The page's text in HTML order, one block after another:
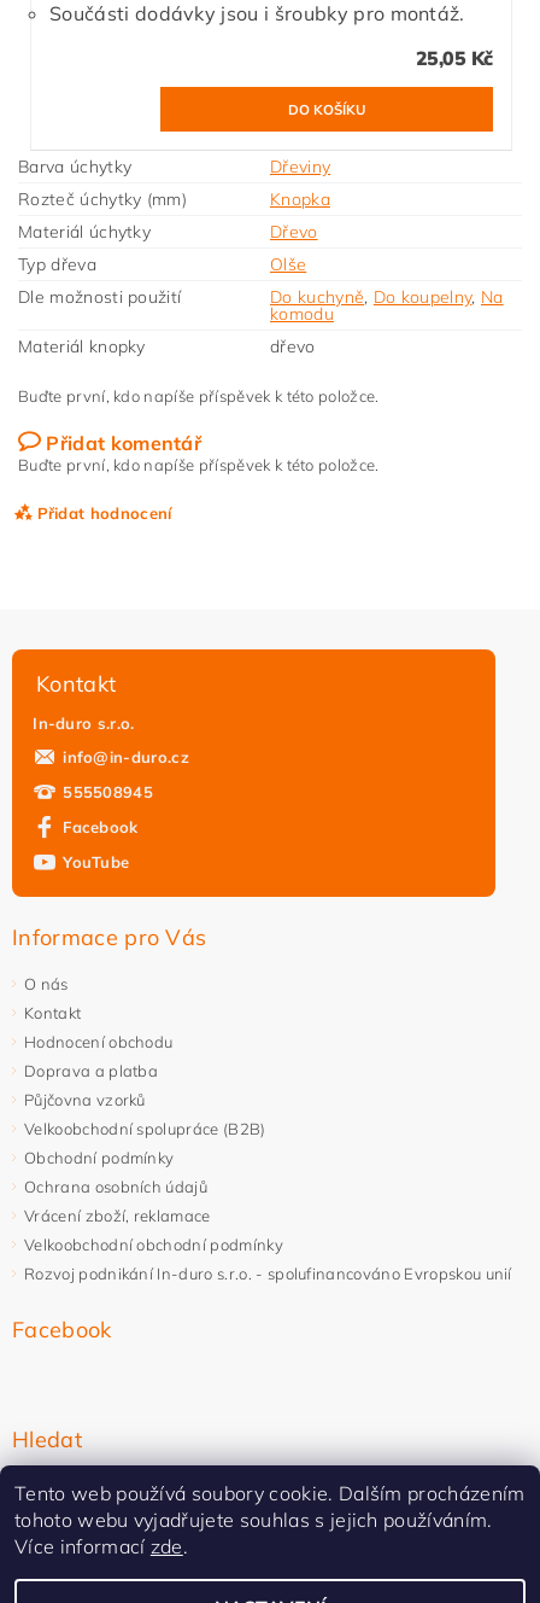
Součásti dodávky jsou i šroubky pro montáž.
25,05 Kč
Barva úchytky
Dřeviny
Rozteč úchytky (mm)
Knopka
Materiál úchytky
Dřevo
Typ dřeva
Olše
Dle možnosti použití
Do kuchyně, Do koupelny, Na
komodu
Materiál knopky
dřevo
Buďte první, kdo napíše příspěvek k této položce.
Přidat komentář
Buďte první, kdo napíše příspěvek k této položce.
Přidat hodnocení
osobních údajů
Kontakt
In-duro s.r.o.
info@in-duro.cz
555508945
Facebook
YouTube
Informace pro Vás
O nás
Kontakt
Hodnocení obchodu
Doprava a platba
Půjčovna vzorků
Velkoobchodní spolupráce (B2B)
Obchodní podmínky
Ochrana osobních údajů
Vrácení zboží, reklamace
Velkoobchodní obchodní podmínky
Rozvoj podnikání In-duro s.r.o. - spolufinancováno Evropskou unií
Facebook
Hledat
Tento web používá soubory cookie. Dalším procházením
tohoto webu vyjadřujete souhlas s jejich používáním.
Více informací zde.